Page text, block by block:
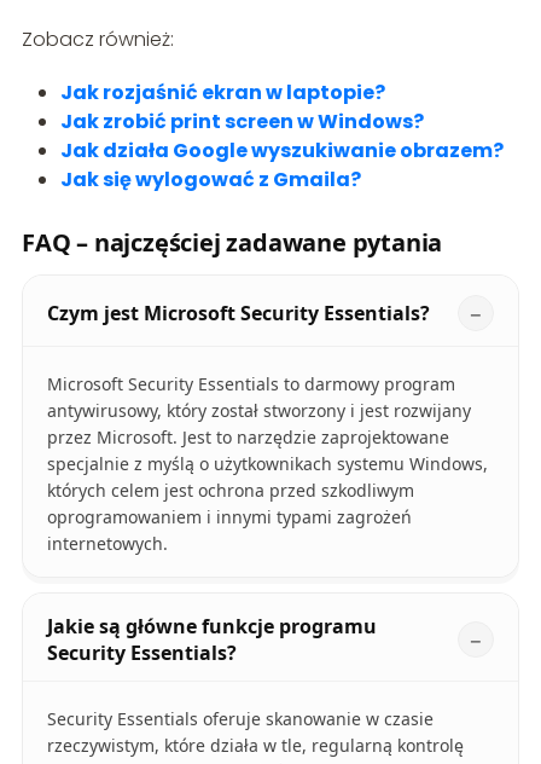
Zobacz również:
Jak rozjaśnić ekran w laptopie?
Jak zrobić print screen w Windows?
Jak działa Google wyszukiwanie obrazem?
Jak się wylogować z Gmaila?
FAQ – najczęściej zadawane pytania
Czym jest Microsoft Security Essentials?
Microsoft Security Essentials to darmowy program
antywirusowy, który został stworzony i jest rozwijany
przez Microsoft. Jest to narzędzie zaprojektowane
specjalnie z myślą o użytkownikach systemu Windows,
których celem jest ochrona przed szkodliwym
oprogramowaniem i innymi typami zagrożeń
internetowych.
Jakie są główne funkcje programu
Security Essentials?
Security Essentials oferuje skanowanie w czasie
rzeczywistym, które działa w tle, regularną kontrolę